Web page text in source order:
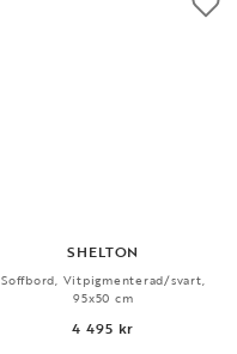
SHELTON
Soffbord, Vitpigmenterad/svart,
95x50 cm
4 495 kr